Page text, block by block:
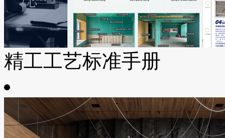
精工工艺标准手册